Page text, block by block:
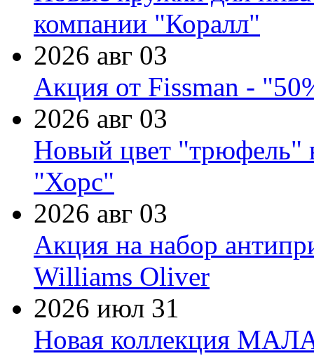
компании "Коралл"
2026 авг 03
Акция от Fissman -
2026 авг 03
Новый цвет "трюфель"
"Хорс"
2026 авг 03
Акция на набор
Williams Oliver
2026 июл 31
Новая коллекция